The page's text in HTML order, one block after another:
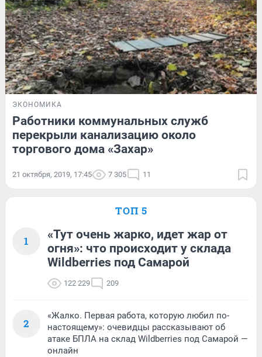
ЭКОНОМИКА
Работники коммунальных служб
перекрыли канализацию около
торгового дома «Захар»
21 октября, 2019, 17:45 7 305 11
ТОП 5
1
«Тут очень жарко, идет жар от
огня»: что происходит у склада
Wildberries под Самарой
122 229 209
2
«Жалко. Первая работа, которую любил по-
настоящему»: очевидцы рассказывают об
атаке БПЛА на склад Wildberries под Самарой —
онлайн